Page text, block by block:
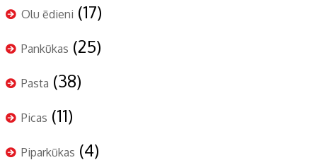
Olu ēdieni (17)
Pankūkas (25)
Pasta (38)
Picas (11)
Piparkūkas (4)